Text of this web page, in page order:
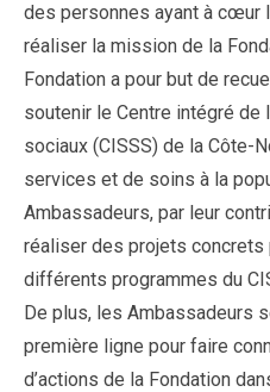
des personnes ayant à cœur
réaliser la mission de la
Fondation a pour but de
soutenir le Centre intégré
sociaux (CISSS) de la Côte-
services et de soins à la
Ambassadeurs, par leur
réaliser des projets
différents programmes du
De plus, les Ambassadeurs
première ligne pour faire
d’actions de la Fondation